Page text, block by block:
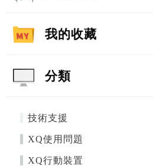
我的收藏
分類
技術支援
XQ使用問題
XQ行動裝置